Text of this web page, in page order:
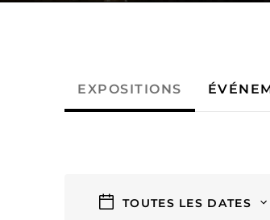
EXPOSITIONS
TOUTES LES DATES